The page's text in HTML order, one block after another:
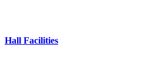
Hall Facilities